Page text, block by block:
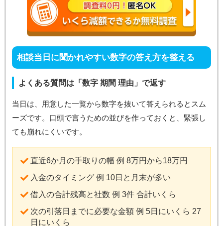
相談当日に聞かれやすい数字の答え方を整える
よくある質問は「数字 期間 理由」で返す
当日は、用意した一覧から数字を抜いて答えられるとスム
ーズです。口頭で言うための並びを作っておくと、緊張し
ても崩れにくいです。
直近6か月の手取りの幅 例 8万円から18万円
入金のタイミング 例 10日と月末が多い
借入の合計残高と社数 例 3件 合計いくら
次の引落日までに必要な金額 例 5日にいくら 27
日にいくら